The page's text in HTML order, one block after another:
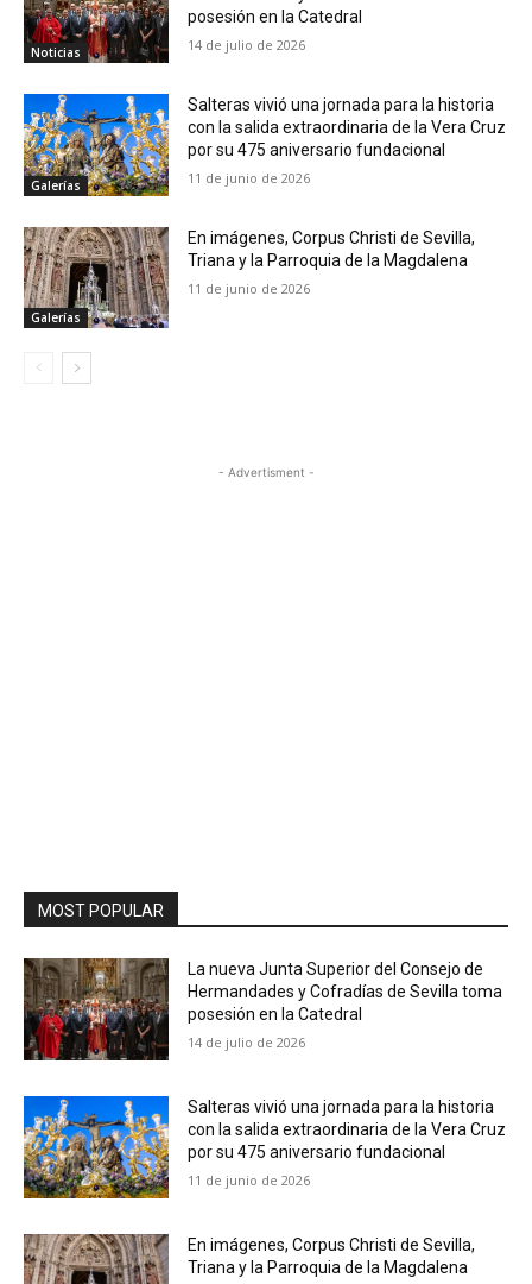
Noticias
posesión en la Catedral
14 de julio de 2026
Galerías
Salteras vivió una jornada para la historia
con la salida extraordinaria de la Vera Cruz
por su 475 aniversario fundacional
11 de junio de 2026
Galerías
En imágenes, Corpus Christi de Sevilla,
Triana y la Parroquia de la Magdalena
11 de junio de 2026
- Advertisment -
MOST POPULAR
La nueva Junta Superior del Consejo de
Hermandades y Cofradías de Sevilla toma
posesión en la Catedral
14 de julio de 2026
Salteras vivió una jornada para la historia
con la salida extraordinaria de la Vera Cruz
por su 475 aniversario fundacional
11 de junio de 2026
En imágenes, Corpus Christi de Sevilla,
Triana y la Parroquia de la Magdalena